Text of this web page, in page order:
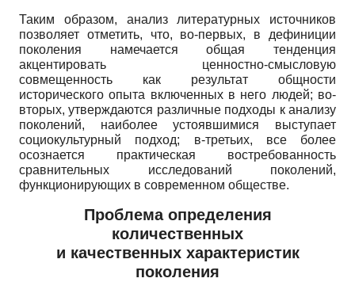
Таким образом, анализ литературных источников
позволяет отметить, что, во-первых, в дефиниции
поколения намечается общая тенденция
акцентировать ценностно-смысловую
совмещенность как результат общности
исторического опыта включенных в него людей; во-
вторых, утверждаются различные подходы к анализу
поколений, наиболее устоявшимися выступает
социокультурный подход; в-третьих, все более
осознается практическая востребованность
сравнительных исследований поколений,
функционирующих в современном обществе.
Проблема определения
количественных
и качественных характеристик
поколения